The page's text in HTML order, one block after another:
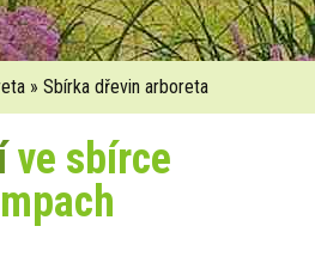
» Sbírka dřevin arboreta
ve sbírce